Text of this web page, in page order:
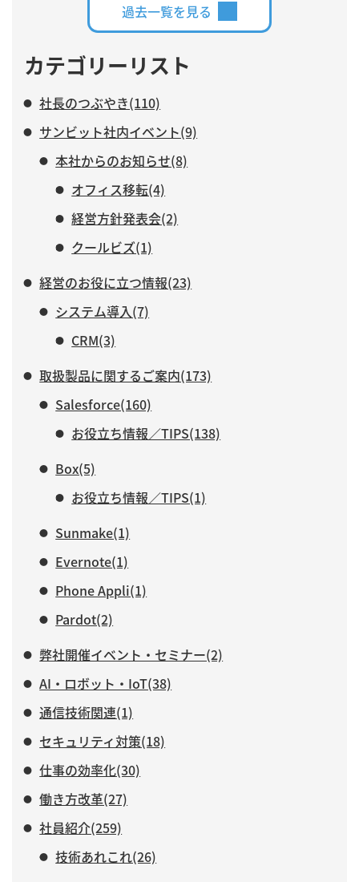
過去一覧を見る
カテゴリーリスト
社長のつぶやき(110)
サンビット社内イベント(9)
本社からのお知らせ(8)
オフィス移転(4)
経営方針発表会(2)
クールビズ(1)
経営のお役に立つ情報(23)
システム導入(7)
CRM(3)
取扱製品に関するご案内(173)
Salesforce(160)
お役立ち情報／TIPS(138)
Box(5)
お役立ち情報／TIPS(1)
Sunmake(1)
Evernote(1)
Phone Appli(1)
Pardot(2)
弊社開催イベント・セミナー(2)
AI・ロボット・IoT(38)
通信技術関連(1)
セキュリティ対策(18)
仕事の効率化(30)
働き方改革(27)
社員紹介(259)
技術あれこれ(26)